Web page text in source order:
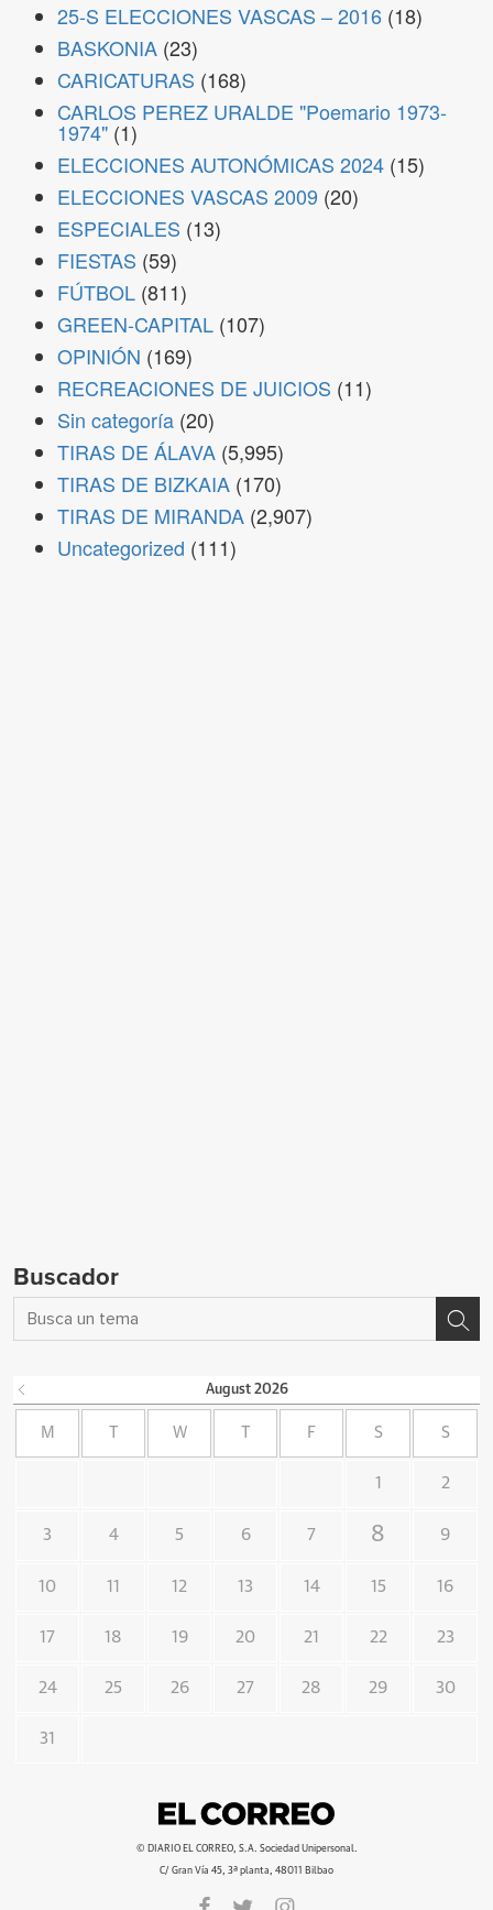
25-S ELECCIONES VASCAS – 2016 (18)
BASKONIA (23)
CARICATURAS (168)
CARLOS PEREZ URALDE "Poemario 1973-
1974" (1)
ELECCIONES AUTONÓMICAS 2024 (15)
ELECCIONES VASCAS 2009 (20)
ESPECIALES (13)
FIESTAS (59)
FÚTBOL (811)
GREEN-CAPITAL (107)
OPINIÓN (169)
RECREACIONES DE JUICIOS (11)
Sin categoría (20)
TIRAS DE ÁLAVA (5,995)
TIRAS DE BIZKAIA (170)
TIRAS DE MIRANDA (2,907)
Uncategorized (111)
Buscador
August 2026
M W F S S
1 2
3 4 5 6 7 8 9
10 11 12 13 14 15 16
17 18 19 20 21 22 23
24 25 26 27 28 29 30
31
© DIARIO EL CORREO, S.A. Sociedad Unipersonal.
C/ Gran Vía 45, 3ª planta, 48011 Bilbao